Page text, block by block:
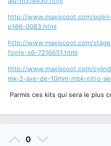
http://www.maxiscoot.com/
p166-0083.html
http://www.maxiscoot.com/
fonte-s6-7216651.html
http://www.maxiscoot.com/
mk-2-axe-de-10mm-mbk-nitro-
Parmis ces kits qui sera le plus
0